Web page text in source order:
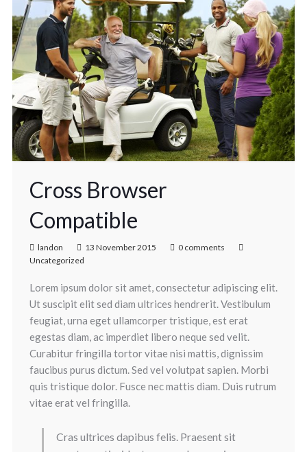
Cross Browser
Compatible
landon 13 November 2015
0 comments
Uncategorized
Lorem ipsum dolor sit amet, consectetur adipiscing elit.
Ut suscipit elit sed diam ultrices hendrerit. Vestibulum
feugiat, urna eget ullamcorper tristique, est erat
egestas diam, ac imperdiet libero neque sed velit.
Curabitur fringilla tortor vitae nisi mattis, dignissim
faucibus purus dictum. Sed vel volutpat sapien. Morbi
quis tristique dolor. Fusce nec mattis diam. Duis rutrum
vitae erat vel fringilla.
Cras ultrices dapibus felis. Praesent sit